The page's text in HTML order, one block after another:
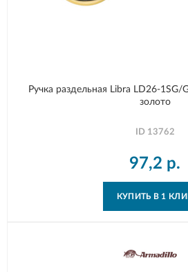
Ручка раздельная Libra LD26-1SG/
золото
ID 13762
97,2 р.
КУПИТЬ В 1